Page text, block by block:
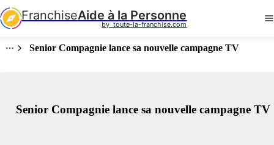
FranchiseAide à la Personne
by  toute-la-franchise.com
Senior Compagnie lance sa nouvelle campagne TV
Senior Compagnie lance sa nouvelle campagne TV